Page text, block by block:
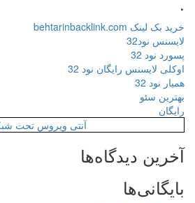
خرید بک لینک behtarinbacklink.com
لایسنس نود32
پسورد نود 32
اوکلی لایسنس رایگان نود 32
همیار نود 32
بهترین سئو
رایگان
آنتی ویروس تحت شبکه
آخرین دیدگاه‌ها
بایگانی‌ها